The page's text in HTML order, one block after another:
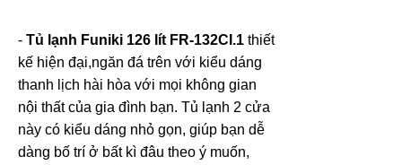
- Tủ lạnh Funiki 126 lít FR-132CI.1 thiết
kế hiện đại,ngăn đá trên với kiểu dáng
thanh lịch hài hòa với mọi không gian
nội thất của gia đình bạn. Tủ lạnh 2 cửa
này có kiểu dáng nhỏ gọn, giúp bạn dễ
dàng bố trí ở bất kì đâu theo ý muốn,